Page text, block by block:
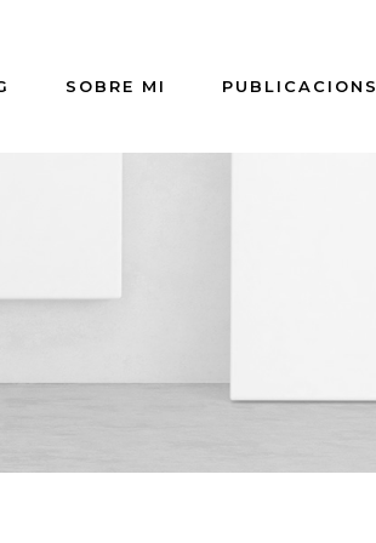
SOBRE MI PUBLICACIONS